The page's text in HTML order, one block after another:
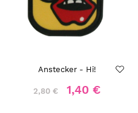
Anstecker - Hi!
2,80 € 1,40 €